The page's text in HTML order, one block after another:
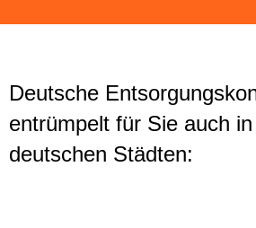
Deutsche
entrümpelt für Sie auch
deutschen Städten: